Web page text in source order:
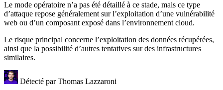
Le mode opératoire n’a pas été détaillé à ce stade, mais ce type
d’attaque repose généralement sur l’exploitation d’une vulnérabilité
web ou d’un composant exposé dans l’environnement cloud.
Le risque principal concerne l’exploitation des données récupérées,
ainsi que la possibilité d’autres tentatives sur des infrastructures
similaires.
Détecté parThomas Lazzaroni